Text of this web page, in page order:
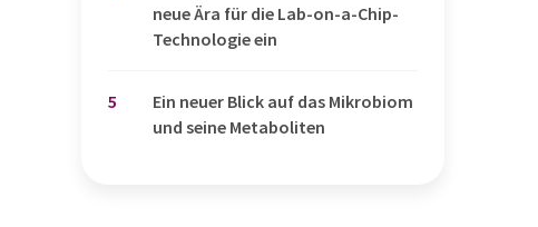
neue Ära für die Lab-on-a-Chip-
Technologie ein
5
Ein neuer Blick auf das Mikrobiom
und seine Metaboliten